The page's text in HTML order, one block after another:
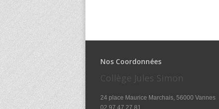
Nos Coordonnées
Collège Jules Simon
24 place Maurice Marchais, 56000 Vannes
02.97.47.27.81